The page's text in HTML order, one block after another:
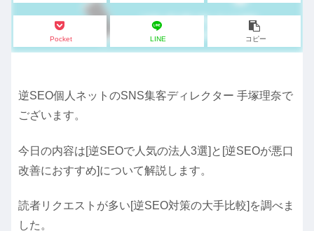
Pocket LINE コピー
逆SEO個人ネットのSNS集客ディレクター 手塚理奈で
ございます。
今日の内容は[逆SEOで人気の法人3選]と[逆SEOが悪口
改善におすすめ]について解説します。
読者リクエストが多い[逆SEO対策の大手比較]を調べま
した。